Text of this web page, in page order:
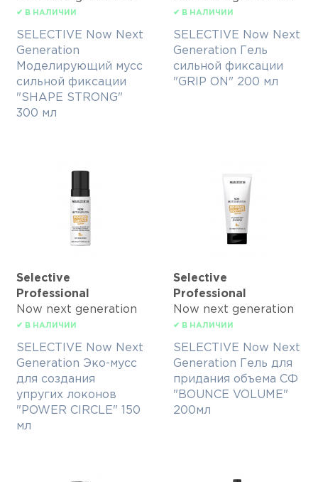
✔ В НАЛИЧИИ
SELECTIVE Now Next
Generation
Моделирующий мусс
сильной фиксации
"SHAPE STRONG"
300 мл
✔ В НАЛИЧИИ
SELECTIVE Now Next
Generation Гель
сильной фиксации
"GRIP ON" 200 мл
Selective
Professional
Now next generation
✔ В НАЛИЧИИ
SELECTIVE Now Next
Generation Эко-мусс
для создания
упругих локонов
"POWER CIRCLE" 150
мл
Selective
Professional
Now next generation
✔ В НАЛИЧИИ
SELECTIVE Now Next
Generation Гель для
придания объема СФ
"BOUNCE VOLUME"
200мл